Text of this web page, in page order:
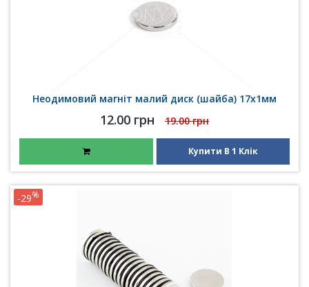
Неодимовий магніт малий диск (шайба) 17х1мм
12.00 грн 19.00 грн
Купити В 1 Клік
-29%